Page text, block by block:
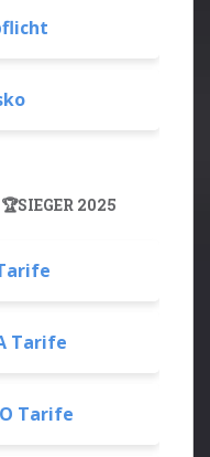
2025
Tarife
Tarife